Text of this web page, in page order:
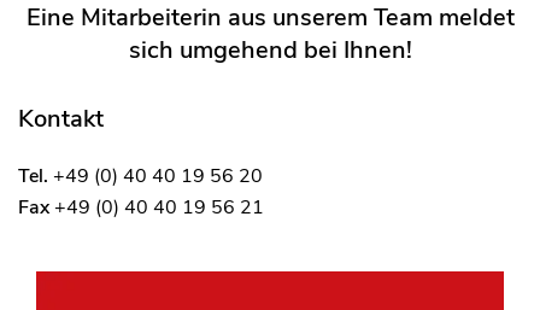
Eine Mitarbeiterin aus unserem Team meldet
sich umgehend bei Ihnen!
Kontakt
Tel. +49 (0) 40 40 19 56 20
Fax+49 (0) 40 40 19 56 21